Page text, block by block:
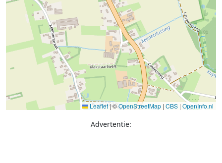
Leaflet|©OpenStreetMap | CBS | OpenInfo.nl
Advertentie: